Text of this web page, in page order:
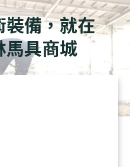
備，就在
具商城